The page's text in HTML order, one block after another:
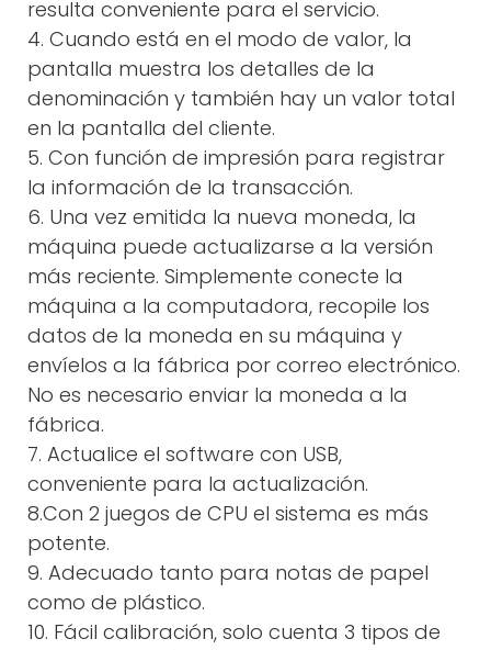
resulta conveniente para el servicio.
4. Cuando está en el modo de valor, la
pantalla muestra los detalles de la
denominación y también hay un valor total
en la pantalla del cliente.
5. Con función de impresión para registrar
la información de la transacción.
6. Una vez emitida la nueva moneda, la
máquina puede actualizarse a la versión
más reciente. Simplemente conecte la
máquina a la computadora, recopile los
datos de la moneda en su máquina y
envíelos a la fábrica por correo electrónico.
No es necesario enviar la moneda a la
fábrica.
7. Actualice el software con USB,
conveniente para la actualización.
8.Con 2 juegos de CPU el sistema es más
potente.
9. Adecuado tanto para notas de papel
como de plástico.
10. Fácil calibración, solo cuenta 3 tipos de